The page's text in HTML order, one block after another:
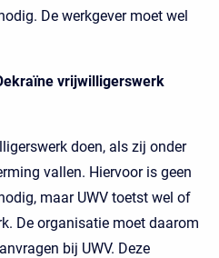
De werkgever moet wel
vrijwilligerswerk
doen, als zij onder
vallen. Hiervoor is geen
maar UWV toetst wel of
De organisatie moet daarom
bij UWV. Deze